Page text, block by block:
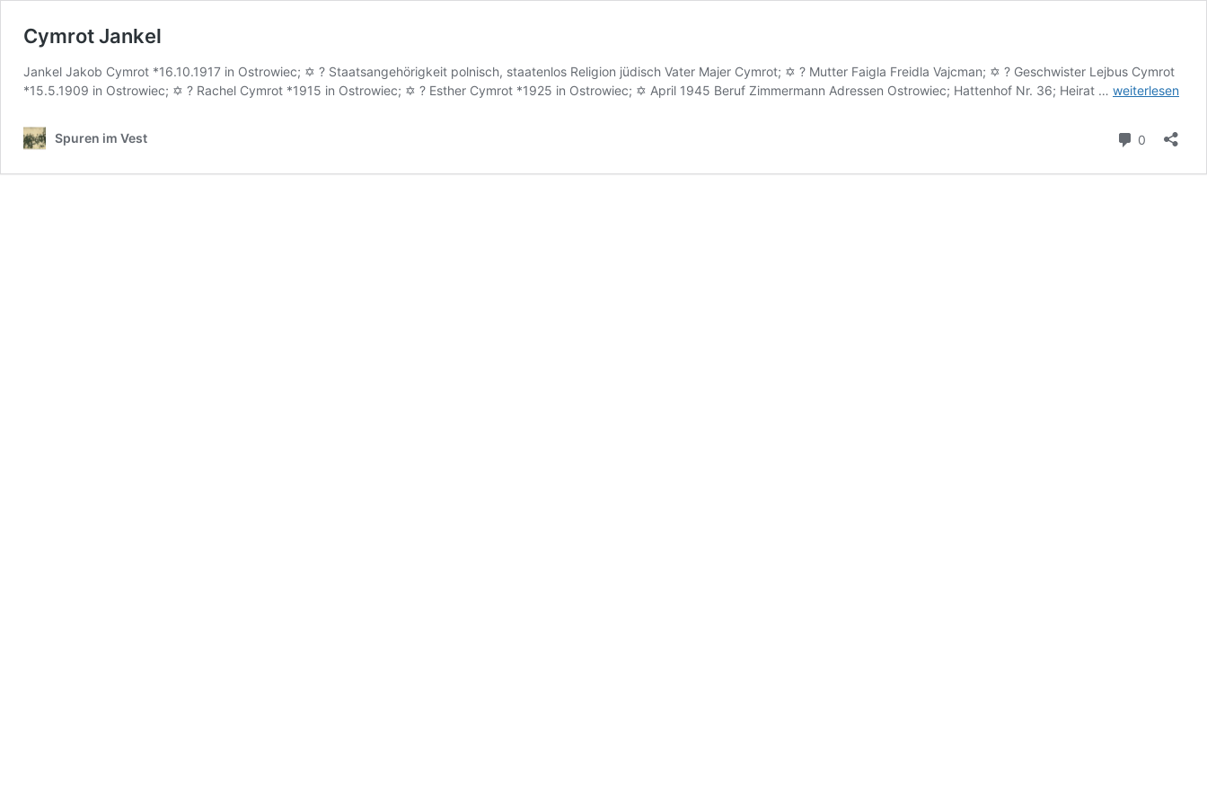
Cymrot Jankel
Jankel Jakob Cymrot *16.10.1917 in Ostrowiec; ✡ ? Staatsangehörigkeit polnisch, staatenlos Religion jüdisch Vater Majer Cymrot; ✡ ? Mutter Faigla Freidla Vajcman; ✡ ? Geschwister Lejbus Cymrot
*15.5.1909 in Ostrowiec; ✡ ? Rachel Cymrot *1915 in Ostrowiec; ✡ ? Esther Cymrot *1925 in Ostrowiec; ✡ April 1945 Beruf Zimmermann Adressen Ostrowiec; Hattenhof Nr. 36; Heirat … Cymrot
weiterlesen
Spuren im Vest 0